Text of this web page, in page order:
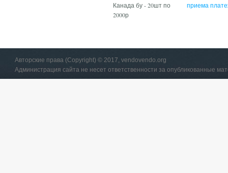
Канада бу - 20шт по
2000р
приема
Авторские права (Copyright) © 2017, vendovendo.org
Администрация сайта не несет ответственности за опубликованные